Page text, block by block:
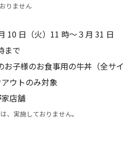
りません
10 日（火）11 時～３月 31 日
まで
お子様のお食事用の牛丼（全サイ
ウトのみ対象
店舗
、実施しておりません。